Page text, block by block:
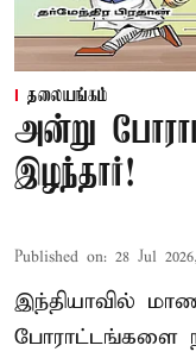
தலையங்கம்
அன்று
இழந்தார்!
Published on: 28 Jul
இந்தியாவில்
போராட்டங்களை